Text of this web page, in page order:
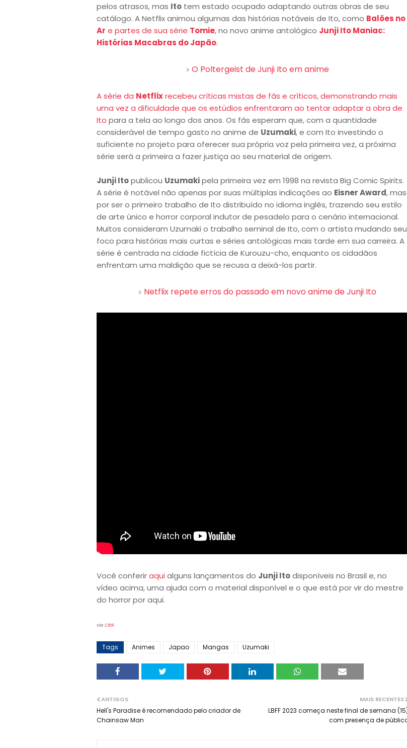
pelos atrasos, mas Ito tem estado ocupado adaptando outras obras de seu
catálogo. A Netflix animou algumas das histórias notáveis ​​de Ito, como Balões no
Ar e partes de sua série Tomie, no novo anime antológico Junji Ito Maniac:
Histórias Macabras do Japão.
O Poltergeist de Junji Ito em anime
A série da Netflixrecebeu críticas mistas de fãs e críticos, demonstrando mais
uma vez a dificuldade que os estúdios enfrentaram ao tentar adaptar a obra de
Ito para a tela ao longo dos anos. Os fãs esperam que, com a quantidade
considerável de tempo gasto no anime de Uzumaki, e com Ito investindo o
suficiente no projeto para oferecer sua própria voz pela primeira vez, a próxima
série será a primeira a fazer justiça ao seu material de origem.
Junji Itopublicou Uzumakipela primeira vez em 1998 na revista Big Comic Spirits.
A série é notável não apenas por suas múltiplas indicações ao Eisner Award, mas
por ser o primeiro trabalho de Ito distribuído no idioma inglês, trazendo seu estilo
de arte único e horror corporal indutor de pesadelo para o cenário internacional.
Muitos consideram Uzumaki o trabalho seminal de Ito, com o artista mudando seu
foco para histórias mais curtas e séries antológicas mais tarde em sua carreira. A
série é centrada na cidade fictícia de Kurouzu-cho, enquanto os cidadãos
enfrentam uma maldição que se recusa a deixá-los partir.
Netflix repete erros do passado em novo anime de Junji Ito
Você conferiraqui alguns lançamentos do Junji Itodisponíveis no Brasil e, no
vídeo acima, uma ajuda com o material disponível e o que está por vir do mestre
do horror por aqui.
via CBR
Tags Animes Japao Mangas Uzumaki
MAIS RECENTES
LBFF 2023 começa neste final de semana
com presença de
ANTIGOS
Hell's Paradise é recomendado pelo criador de
Chainsaw Man